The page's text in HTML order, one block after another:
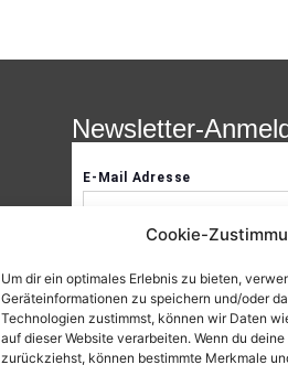
Cookie-
Um dir ein optimales Erlebnis zu bieten,
Geräteinformationen zu speichern und/oder
Technologien zustimmst, können wir Daten
auf dieser Website verarbeiten. Wenn du
zurückziehst, können bestimmte Merkmale
Newsletter-